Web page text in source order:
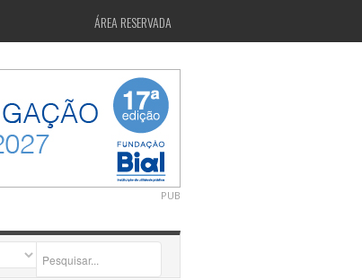
ÁREA RESERVADA
PUB